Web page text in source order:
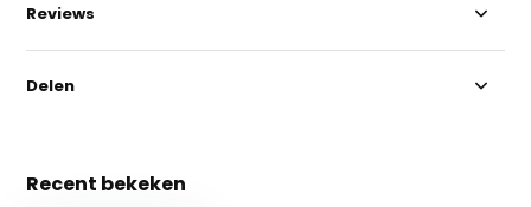
Reviews
Delen
Recent bekeken